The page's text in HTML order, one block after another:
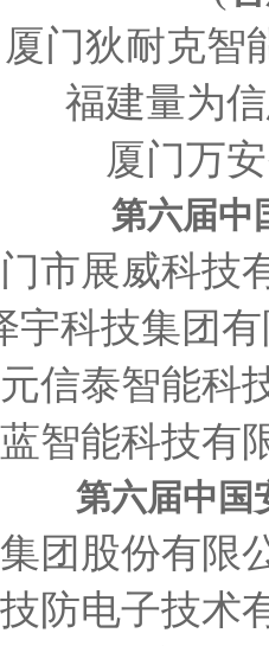
厦门狄耐克智
福建量为
厦门万
第六届中
市展威科技
宇科技集团
信泰智能科
智能科技有
第六届中 国
团股份有限
防电子技术